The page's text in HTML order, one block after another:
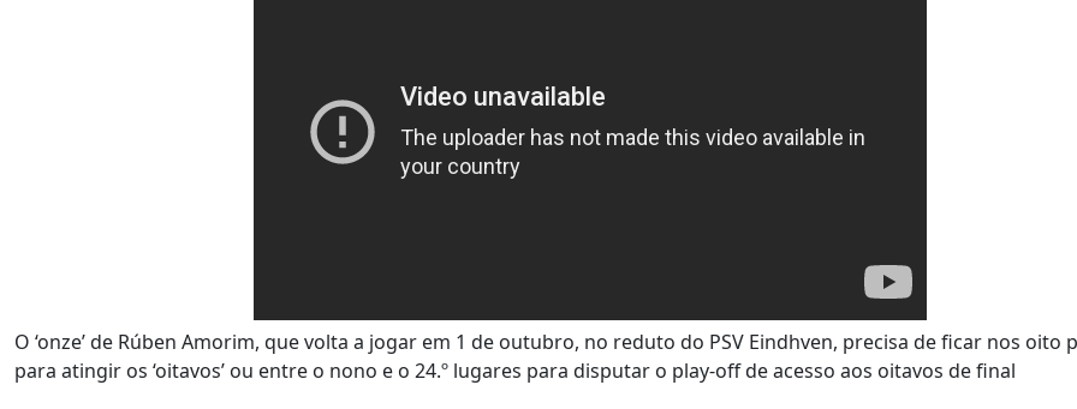
O ‘onze’ de Rúben Amorim, que volta a jogar em 1 de outubro, no reduto do PSV Eindhven, precisa de ficar nos oito
para atingir os ‘oitavos’ ou entre o nono e o 24.º lugares para disputar o play-off de acesso aos oitavos de final